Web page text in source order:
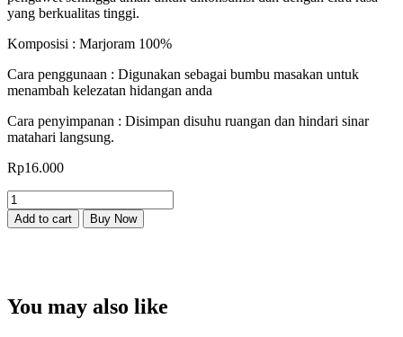
yang berkualitas tinggi.
Komposisi : Marjoram 100%
Cara penggunaan : Digunakan sebagai bumbu masakan untuk
menambah kelezatan hidangan anda
Cara penyimpanan : Disimpan disuhu ruangan dan hindari sinar
matahari langsung.
Rp16.000
Boerganik
Dried
Marjoram
25gr
Add to cart Buy Now
You may also like